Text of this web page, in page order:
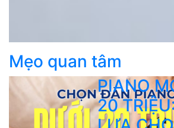
Mẹo quan tâm
PIANO
20